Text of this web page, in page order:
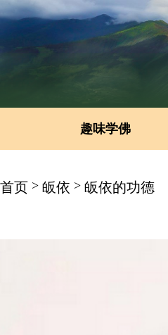
趣味学佛
首页 > 皈依 > 皈依的功德